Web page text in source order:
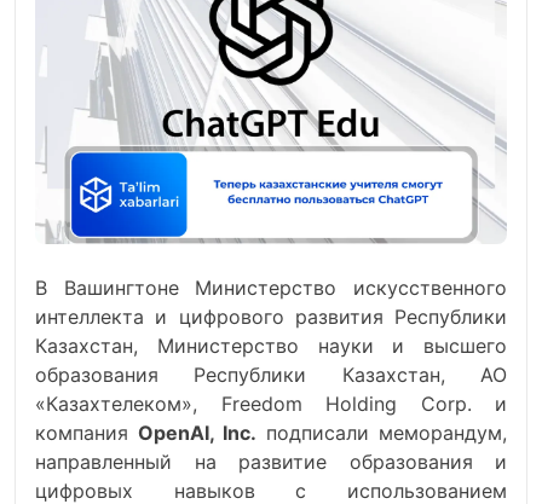
В Вашингтоне Министерство искусственного
интеллекта и цифрового развития Республики
Казахстан, Министерство науки и высшего
образования Республики Казахстан, АО
«Казахтелеком», Freedom Holding Corp. и
компания OpenAI, Inc. подписали меморандум,
направленный на развитие образования и
цифровых навыков с использованием